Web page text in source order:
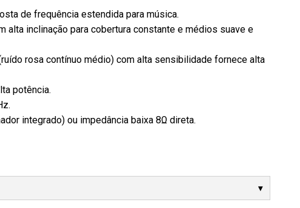
de frequência estendida para música.
alta inclinação para cobertura constante e médios suave e
rosa contínuo médio) com alta sensibilidade fornece alta
potência.
integrado) ou impedância baixa 8Ω direta.